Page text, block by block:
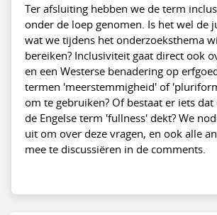
Ter afsluiting hebben we de term
onder de loep genomen. Is het wel de
wat we tijdens het onderzoeksthema
bereiken? Inclusiviteit gaat direct ook
en een Westerse benadering op
termen 'meerstemmigheid' of
om te gebruiken? Of bestaat er iets dat
de Engelse term 'fullness' dekt? We
uit om over deze vragen, en ook alle
mee te discussiëren in de comments.